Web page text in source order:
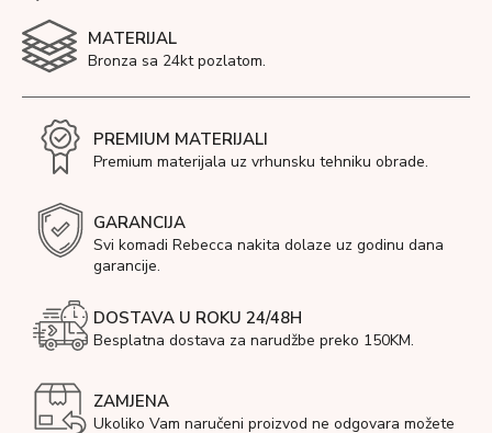
MATERIJAL
Bronza sa 24kt pozlatom.
PREMIUM MATERIJALI
Premium materijala uz vrhunsku tehniku obrade.
GARANCIJA
Svi komadi Rebecca nakita dolaze uz godinu dana
garancije.
DOSTAVA U ROKU 24/48H
Besplatna dostava za narudžbe preko 150KM.
ZAMJENA
Ukoliko Vam naručeni proizvod ne odgovara možete